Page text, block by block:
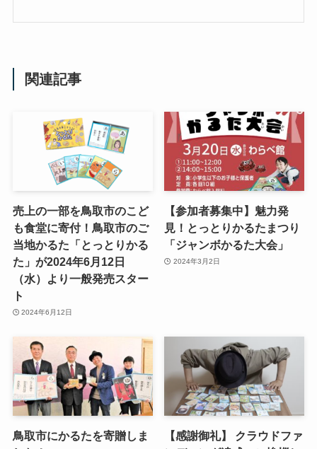
関連記事
売上の一部を鳥取市のこど
も食堂に寄付！鳥取市のご
当地かるた「とっとりかる
た」が2024年6月12日
（水）より一般発売スター
ト
2024年6月12日
【参加者募集中】魅力発
見！とっとりかるたまつり
「ジャンボかるた大会」
2024年3月2日
鳥取市にかるたを寄贈しま
【感謝御礼】 クラウドファ